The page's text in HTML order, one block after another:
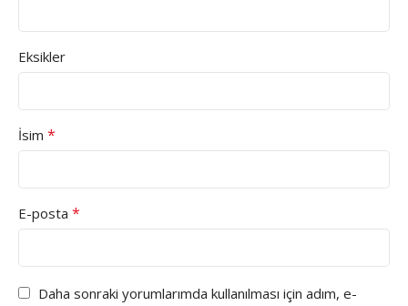
Eksikler
İsim *
E-posta *
Daha sonraki yorumlarımda kullanılması için adım, e-